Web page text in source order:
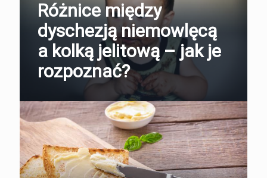
Różnice między
dyschezją niemowlęcą
a kolką jelitową – jak je
rozpoznać?